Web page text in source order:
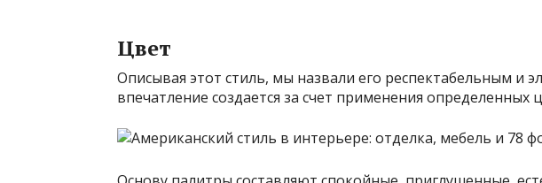
Цвет
Описывая этот стиль, мы назвали его респектабельным и
впечатление создается за счет применения определенных